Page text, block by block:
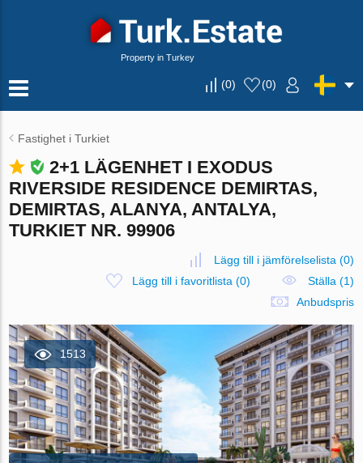
Property in Turkey
(0) (0)
Fastighet i Turkiet
2+1 LÄGENHET I EXODUS
RIVERSIDE RESIDENCE DEMIRTAS,
DEMIRTAS, ALANYA, ANTALYA,
TURKIET NR. 99906
Lägg till i jämförelselista (0)
Lägg till i favoritlista (0)
Ställa (1)
Anbudspris
1513